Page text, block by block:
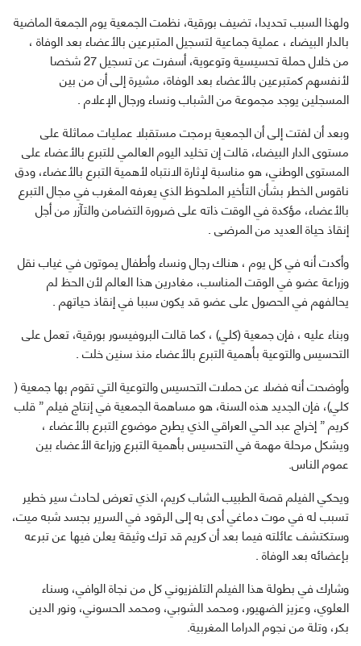
ولهذا السبب تحديدا، تضيف بورقية، نظمت الجمعية يوم الجمعة الماضية
بالدار البيضاء ، عملية جماعية لتسجيل المتبرعين بالأعضاء بعد الوفاة ،
من خلال حملة تحسيسية وتوعوية، أسفرت عن تسجيل 27 شخصا
لأنفسهم كمتبرعين بالأعضاء بعد الوفاة، مشيرة إلى أن من بين
المسجلين يوجد مجموعة من الشباب ونساء ورجال الإعلام .
وبعد أن لفتت إلى أن الجمعية برمجت مستقبلا عمليات مماثلة على
مستوى الدار البيضاء، قالت إن تخليد اليوم العالمي للتبرع بالأعضاء على
المستوى الوطني، هو مناسبة لإثارة الانتباه لأهمية التبرع بالأعضاء، ودق
ناقوس الخطر بشأن التأخير الملحوظ الذي يعرفه المغرب في مجال التبرع
بالأعضاء، مؤكدة في الوقت ذاته على ضرورة التضامن والتآزر من أجل
إنقاذ حياة العديد من المرضى .
وأكدت أنه في كل يوم ، هناك رجال ونساء وأطفال يموتون في غياب نقل
وزراعة عضو في الوقت المناسب، مغادرين هذا العالم لأن الحظ لم
يحالفهم في الحصول على عضو قد يكون سببا في إنقاذ حياتهم .
وبناء عليه ، فإن جمعية (كلي) ، كما قالت البروفيسور بورقية، تعمل على
التحسيس والتوعية بأهمية التبرع بالأعضاء منذ سنين خلت .
وأوضحت أنه فضلا عن حملات التحسيس والتوعية التي تقوم بها جمعية (
كلي)، فإن الجديد هذه السنة، هو مساهمة الجمعية في إنتاج فيلم ” قلب
كريم ” إخراج عبد الحي العراقي الذي يطرح موضوع التبرع بالأعضاء ،
ويشكل مرحلة مهمة في التحسيس بأهمية التبرع وزراعة الأعضاء بين
عموم الناس.
ويحكي الفيلم قصة الطبيب الشاب كريم، الذي تعرض لحادث سير خطير
تسبب له في موت دماغي أدى به إلى الرقود في السرير بجسد شبه ميت،
وستكتشف عائلته فيما بعد أن كريم قد ترك وثيقة يعلن فيها عن تبرعه
بإعضائه بعد الوفاة .
وشارك في بطولة هذا الفيلم التلفزيوني كل من نجاة الوافي، وسناء
العلوي، وعزيز الضهيور، ومحمد الشوبي، ومحمد الحسوني، ونور الدين
بكر، وتلة من نجوم الدراما المغربية.